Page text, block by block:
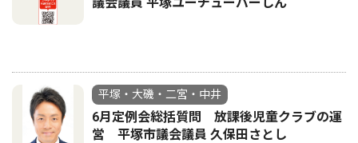
平塚・大磯・二宮・中井
6月定例会総括質問 放課後児童クラブの運
営 平塚市議会議員 久保田さとし